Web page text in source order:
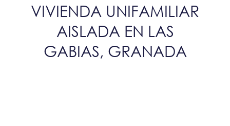
VIVIENDA UNIFAMILIAR
AISLADA EN LAS
GABIAS, GRANADA